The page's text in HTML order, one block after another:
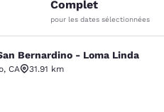
Complet
pour les dates sélectionnées
- Loma
Bernardino - Loma Linda
, CA
31.91 km
855 commentaires